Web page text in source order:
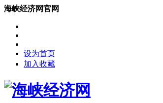
海峡经济网官网
设为首页
加入收藏